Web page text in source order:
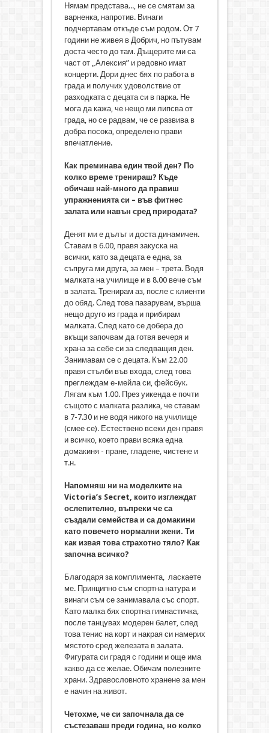
Нямам представа..., не се смятам за
варненка, напротив. Винаги
подчертавам откъде съм родом. От 7
години не живея в Добрич, но пътувам
доста често до там. Дъщерите ми са
част от „Алексия” и редовно имат
концерти. Дори днес бях по работа в
града и получих удоволствие от
разходката с децата си в парка. Не
мога да кажа, че нещо ми липсва от
града, но се радвам, че се развива в
добра посока, определено прави
впечатление.
Как преминава един твой ден? По
колко време тренираш? Къде
обичаш най-много да правиш
упражненията си – във фитнес
залата или навън сред природата?
Денят ми е дълъг и доста динамичен.
Ставам в 6.00, правя закуска на
всички, като за децата е една, за
съпруга ми друга, за мен – трета. Водя
малката на училище и в 8.00 вече съм
в залата. Тренирам аз, после с клиенти
до обяд. След това пазарувам, върша
нещо друго из града и прибирам
малката. След като се добера до
вкъщи започвам да готвя вечеря и
храна за себе си за следващия ден.
Занимавам се с децата. Към 22.00
правя стълби във входа, след това
преглеждам е-мейла си, фейсбук.
Лягам към 1.00. През уикенда е почти
същото с малката разлика, че ставам
в 7-7.30 и не водя никого на училище
(смее се). Естествено всеки ден правя
и всичко, което прави всяка една
домакиня - пране, гладене, чистене и
т.н.
Напомняш ни на моделките на
Victoria’s Secret, които изглеждат
ослепително, въпреки че са
създали семейства и са домакини
като повечето нормални жени. Ти
как извая това страхотно тяло? Как
започна всичко?
Благодаря за комплимента, ласкаете
ме. Принципно съм спортна натура и
винаги съм се занимавала със спорт.
Като малка бях спортна гимнастичка,
после танцувах модерен балет, след
това тенис на корт и накрая си намерих
мястото сред железата в залата.
Фигурата си градя с години и още има
какво да се желае. Обичам полезните
храни. Здравословното хранене за мен
е начин на живот.
Четохме, че си започнала да се
състезаваш преди година, но колко